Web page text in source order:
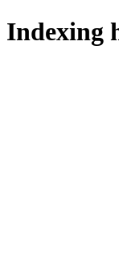
Indexing